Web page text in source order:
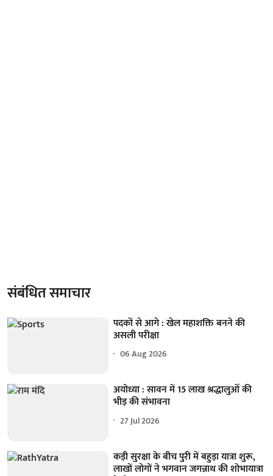
संबंधित समाचार
पदकों से आगे : खेल महाशक्ति बनने की
असली परीक्षा
06 Aug 2026
अयोध्या : सावन में 15 लाख श्रद्धालुओं की
भीड़ की संभावना
27 Jul 2026
कड़ी सुरक्षा के बीच पुरी में बहुड़ा यात्रा शुरू,
लाखों लोगों ने भगवान जगन्नाथ की शोभायात्रा